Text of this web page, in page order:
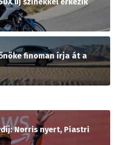
új színekkel érkezik
finoman írja át a
Norris nyert, Piastri